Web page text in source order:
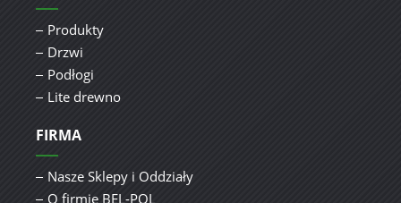
Produkty
Drzwi
Podłogi
Lite drewno
FIRMA
Nasze Sklepy i Oddziały
O firmie BEL-POL